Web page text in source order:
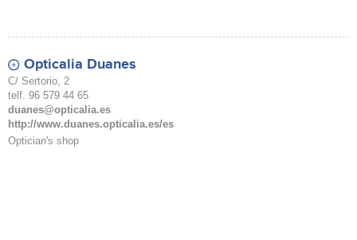
Opticalia Duanes
C/ Sertorio, 2
telf. 96 579 44 65
duanes@opticalia.es
http://www.duanes.opticalia.es/es
Optician's shop